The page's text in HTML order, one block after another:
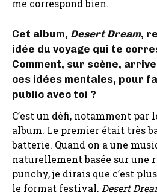
me correspond bien.
Cet album, Desert Dream,
idée du voyage qui te
Comment, sur scène,
ces idées mentales, pour
public avec toi ?
C’est un défi, notamment par
album. Le premier était très
batterie. Quand on a une
naturellement basée sur une
punchy, je dirais que c’est
le format festival. Desert